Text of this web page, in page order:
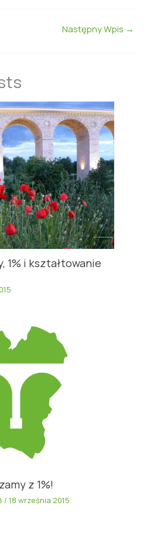
Następny Wpis →
1% i kształtowanie
z 1%!
/18 września 2015